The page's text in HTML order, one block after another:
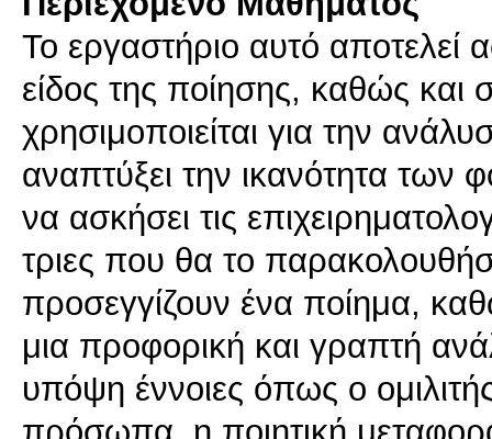
Το εργαστήριο αυτό αποτελεί
είδος της ποίησης, καθώς και
χρησιμοποιείται για την
αναπτύξει την ικανότητα των
να ασκήσει τις
τριες που θα το
προσεγγίζουν ένα ποίημα,
μια προφορική και γραπτή
υπόψη έννοιες όπως o
πρόσωπα, η ποιητική